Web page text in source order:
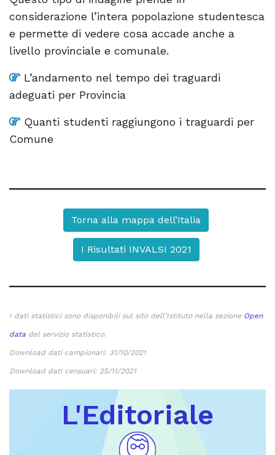
considerazione l’intera popolazione studentesca
e permette di vedere cosa accade anche a
livello provinciale e comunale.
L’andamento nel tempo dei traguardi
adeguati per Provincia
Quanti studenti raggiungono i traguardi per
Comune
Torna alla mappa dell’Italia
I Risultati INVALSI 2021
I dati statistici sono disponibili sul sito dell’Istituto nella sezione Open
data del servizio statistico.
Download dati campionari: 31/10/2021
Download dati censuari: 25/11/2021
L'Editoriale